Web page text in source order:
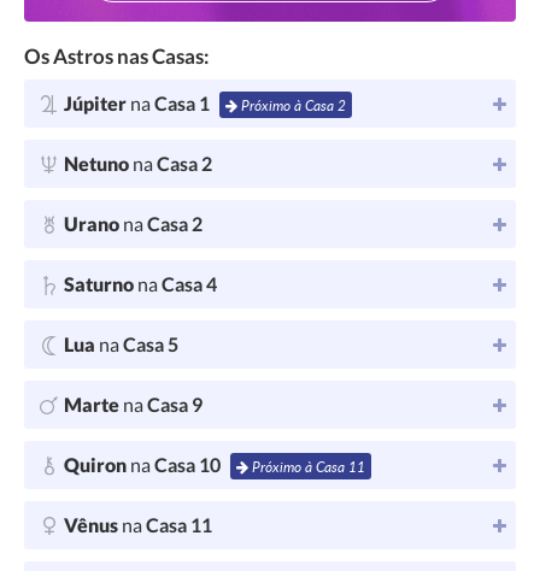
Os Astros nas Casas:
Júpiter naCasa 1 Próximo à Casa 2
Netuno naCasa 2
Urano naCasa 2
Saturno naCasa 4
Lua naCasa 5
Marte naCasa 9
Quiron naCasa 10 Próximo à Casa 11
Vênus naCasa 11